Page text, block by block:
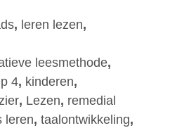
, leren lezen,
leesmethode,
4, kinderen,
, Lezen, remedial
leren,taalontwikkeling,